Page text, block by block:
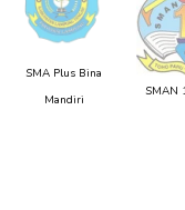
SMA Plus Bina
Mandiri
SMAN